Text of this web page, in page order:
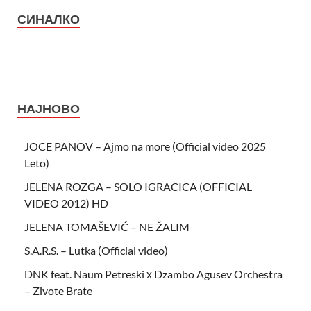
СИНАЛКО
НАЈНОВО
JOCE PANOV – Ajmo na more (Official video 2025
Leto)
JELENA ROZGA – SOLO IGRACICA (OFFICIAL
VIDEO 2012) HD
JELENA TOMAŠEVIĆ – NE ŽALIM
S.A.R.S. – Lutka (Official video)
DNK feat. Naum Petreski х Dzambo Agusev Orchestra
– Zivote Brate